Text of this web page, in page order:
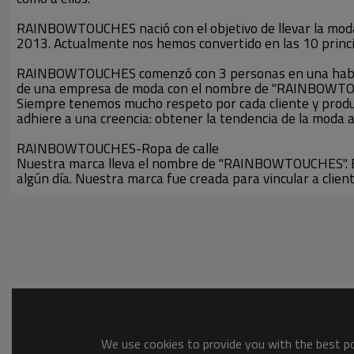
RAINBOWTOUCHES nació con el objetivo de llevar la
2013. Actualmente nos hemos convertido en las 10
RAINBOWTOUCHES comenzó con 3 personas en una
de una empresa de moda con el nombre de
Siempre tenemos mucho respeto por cada cliente y
adhiere a una creencia: obtener la tendencia de la moda
RAINBOWTOUCHES-Ropa de calle
Nuestra marca lleva el nombre de
algún día. Nuestra marca fue creada para vincular a
We use cookies to provide you with the best